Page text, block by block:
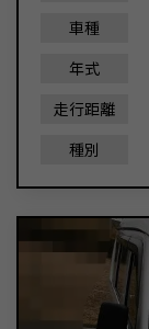
車種
年式
走行距離
種別